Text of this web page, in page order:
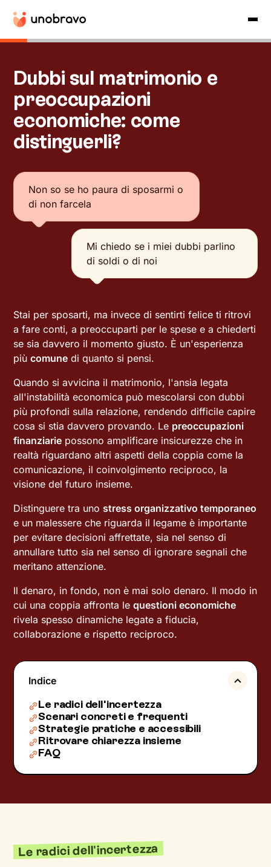
Dubbi sul matrimonio e
preoccupazioni
economiche: come
distinguerli?
Non so se ho paura di sposarmi o
di non farcela
Mi chiedo se i miei dubbi parlino
di soldi o di noi
Stai per sposarti, ma invece di sentirti felice ti ritrovi
a fare conti, a preoccuparti per le spese e a chiederti
se sia davvero il momento giusto. È un'esperienza
piùcomune di quanto si pensi.
Quando si avvicina il matrimonio, l'ansia legata
all'instabilità economica può mescolarsi con dubbi
più profondi sulla relazione, rendendo difficile capire
cosa si stia davvero provando. Le preoccupazioni
finanziarie possono amplificare insicurezze che in
realtà riguardano altri aspetti della coppia come la
comunicazione, il coinvolgimento reciproco, la
visione del futuro insieme.
Distinguere tra uno stress organizzativo temporaneo
e un malessere che riguarda il legame è importante
per evitare decisioni affrettate, sia nel senso di
annullare tutto sia nel senso di ignorare segnali che
meritano attenzione.
Il denaro, in fondo, non è mai solo denaro. Il modo in
cui una coppia affronta lequestioni economiche
rivela spesso dinamiche legate a fiducia,
collaborazione e rispetto reciproco.
Indice
Le radici dell'incertezza
Scenari concreti e frequenti
Strategie pratiche e accessibili
Ritrovare chiarezza insieme
FAQ
Le radici dell'incertezza